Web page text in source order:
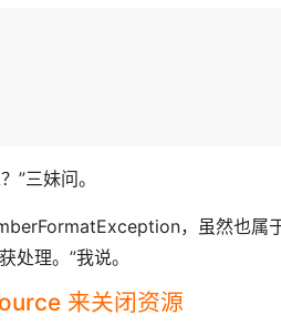
”三妹问。
，虽然也
理。”我说。
来关闭资源